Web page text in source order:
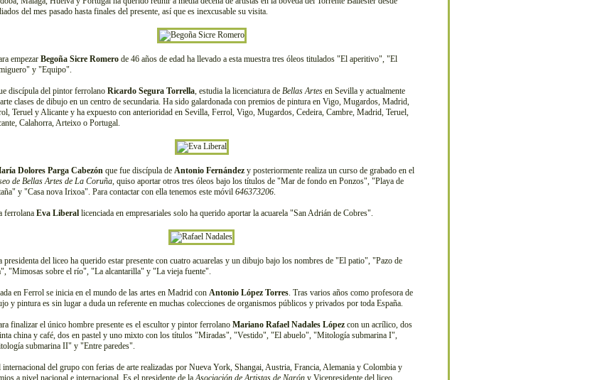
del mes pasado hasta finales del presente, así que es inexcusable su visita.
empezar Begoña Sicre Romero de 46 años de edad ha llevado a esta muestra tres óleos titulados "El aperitivo", "El
y "Equipo".
discípula del pintor ferrolano Ricardo Segura Torrella, estudia la licenciatura de Bellas Artes en Sevilla y actualmente
clases de dibujo en un centro de secundaria. Ha sido galardonada con premios de pintura en Vigo, Mugardos, Madrid,
Teruel y Alicante y ha expuesto con anterioridad en Sevilla, Ferrol, Vigo, Mugardos, Cedeira, Cambre, Madrid, Teruel,
Calahorra, Arteixo o Portugal.
Dolores Parga Cabezón que fue discípula de Antonio Fernández y posteriormente realiza un curso de grabado en el
de Bellas Artes de La Coruña, quiso aportar otros tres óleos bajo los títulos de "Mar de fondo en Ponzos", "Playa de
y "Casa nova Irixoa". Para contactar con ella tenemos este móvil 646373206.
ferrolana Eva Liberal licenciada en empresariales solo ha querido aportar la acuarela "San Adrián de Cobres".
presidenta del liceo ha querido estar presente con cuatro acuarelas y un dibujo bajo los nombres de "El patio", "Pazo de
"Mimosas sobre el río", "La alcantarilla" y "La vieja fuente".
en Ferrol se inicia en el mundo de las artes en Madrid con Antonio López Torres. Tras varios años como profesora de
y pintura es sin lugar a duda un referente en muchas colecciones de organismos públicos y privados por toda España.
finalizar el único hombre presente es el escultor y pintor ferrolano Mariano Rafael Nadales López con un acrílico, dos
china y café, dos en pastel y uno mixto con los títulos "Miradas", "Vestido", "El abuelo", "Mitología submarina I",
submarina II" y "Entre paredes".
del grupo con ferias de arte realizadas por Nueva York, Shangai, Austria, Francia, Alemania y Colombia y